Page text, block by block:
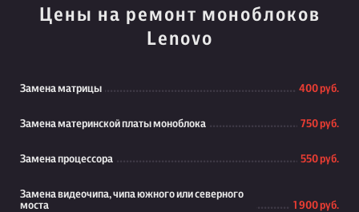
Цены на ремонт моноблоков
Lenovo
Замена матрицы 400 руб.
Замена материнской платы моноблока 750 руб.
Замена процессора 550 руб.
Замена видеочипа, чипа южного или северного
моста
1 900 руб.